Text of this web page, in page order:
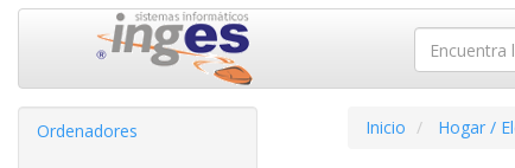
Ordenadores Inicio Hogar /